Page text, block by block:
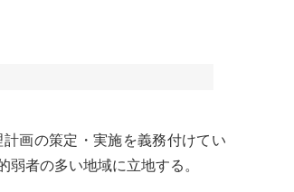
計画の策定・実施を義務付けてい
者の多い地域に立地する。